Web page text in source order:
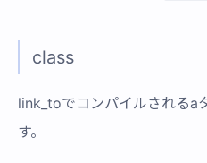
class
link_toでコンパイルされるa
す。